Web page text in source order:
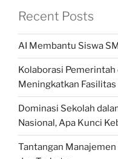
Recent Posts
AI Membantu Siswa
Kolaborasi
Meningkatkan Fasilitas
Dominasi Sekolah
Nasional, Apa Kunci
Tantangan